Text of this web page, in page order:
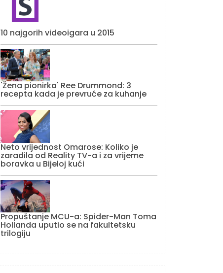
10 najgorih videoigara u 2015
'Žena pionirka' Ree Drummond: 3
recepta kada je prevruće za kuhanje
Neto vrijednost Omarose: Koliko je
zaradila od Reality TV-a i za vrijeme
boravka u Bijeloj kući
Propuštanje MCU-a: Spider-Man Toma
Hollanda uputio se na fakultetsku
trilogiju